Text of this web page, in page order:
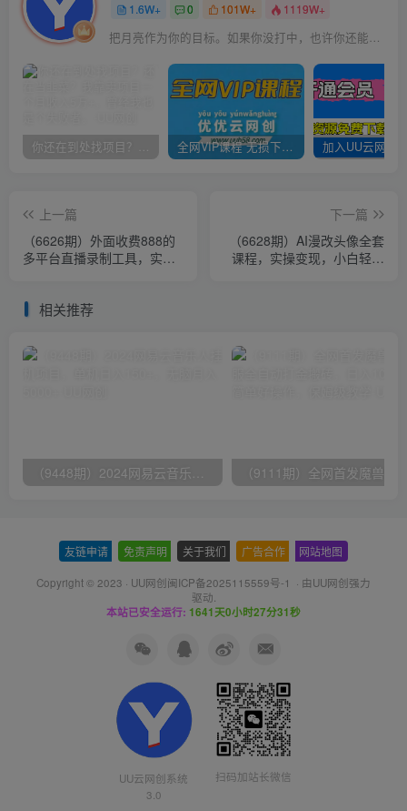
1.6W+ 0 101W+ 1119W+
把月亮作为你的目标。如果你没打中，也许你还能打中星星
你还在到处找项目？还在当韭菜？我靠卖项目一个月收入5万+，曾经我也是个失败者。 全网VIP课程 无损下载~
上一篇
（6626期）外面收费888的
多平台直播录制工具，实时
下一篇
（6628期）AI漫改头像全套
课程，实操变现，小白轻轻
相关推荐
友链申请 免责声明 关于我们 广告合作 网站地图
Copyright © 2023 · UU网创闽ICP备2025115559号-1 · 由UU网创强力
驱动.
本站已安全运行: 1641天0小时27分31秒
UU云网创系统
3.0
扫码加站长微信